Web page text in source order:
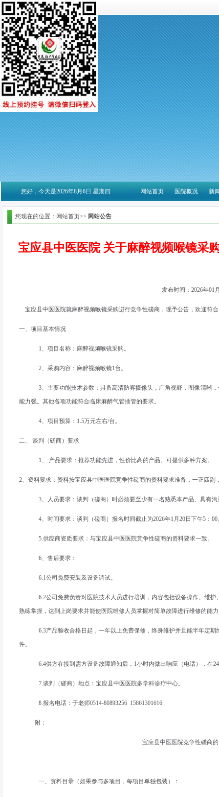
您好，今天是2026年8月6日 星期四 新
医院概况
网站首页
您现在的位置：网站首页>> 网站公告
宝应县中医医院 关于麻醉视频喉镜采
发布时间：2026年01
宝应县中医医院就麻醉视频喉镜采购进行竞争性磋商，现予公告，欢迎符
一、项目基本情况
1、项目名称：麻醉视频喉镜采购。
2、采购内容：麻醉视频喉镜1台。
3、主要功能技术参数：具备高清防雾摄像头，广角视野，图像清晰
能力强。其他各项功能符合临床麻醉气管插管的要求。
4、项目预算： 1.5万元左右/台。
二、 谈判（磋商）要求
1、 产品要求：推荐功能先进，性价比高的产品。可提供多种方案。
2、资料要求：资料按宝应县中医医院竞争性磋商的资料要求准备，一正四副
3、人员要求：谈判（磋商）时必须要至少有一名熟悉本产品、具有
4、时间要求：谈判（磋商）报名时间截止为2026年1 月 20日下午5 ： 00
5.供应商资质要求：与宝应县中医医院竞争性磋商的资料要求一致。
6、售后要求：
6.1公司免费安装及设备调试。
6.2公司免费负责对医院技术人员进行培训，内容包括设备操作、维
熟练掌握，达到上岗要求并能使医院维修人员掌握对简单故障进行维修的能
6.3产品验收合格日起，一年以上免费保修，终身维护并且能半年定
件。
6.4供方在接到需方设备故障通知后， 1小时内做出响应（电话），在24
7.谈判（磋商）地点：宝应县中医医院多学科诊疗中心。
8.报名电话：于老师0514-80893256 15861301616
附：
宝应县中医医院竞争性磋商
一、资料目录（如果参与多项目，每项目单独包装）：